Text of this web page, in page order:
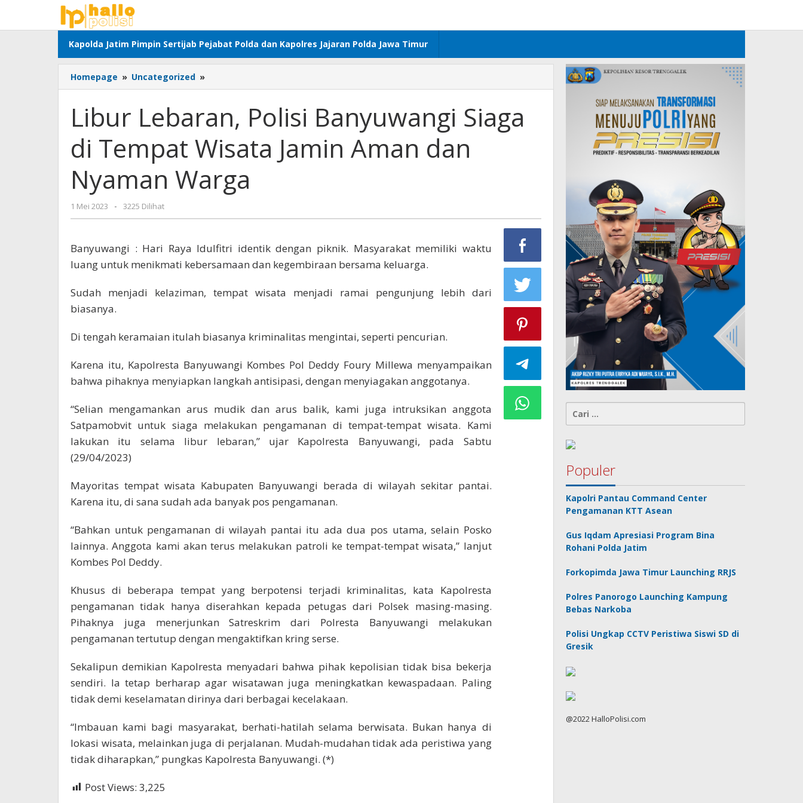
konten
Kapolda Jatim Pimpin Sertijab Pejabat Polda dan Kapolres Jajaran Polda Jawa Timur
Homepage » Uncategorized »
Lebaran,
Banyuwangi
Siaga
di
Tempat
Jamin
Aman
Libur Lebaran, Polisi Banyuwangi Siaga
di Tempat Wisata Jamin Aman dan
Nyaman Warga
1 Mei 2023
oleh
Adhis
- 3225 Dilihat
Banyuwangi : Hari Raya Idulfitri identik dengan piknik. Masyarakat memiliki waktu
luang untuk menikmati kebersamaan dan kegembiraan bersama keluarga.
Sudah menjadi kelaziman, tempat wisata menjadi ramai pengunjung lebih dari
biasanya.
Di tengah keramaian itulah biasanya kriminalitas mengintai, seperti pencurian.
Karena itu, Kapolresta Banyuwangi Kombes Pol Deddy Foury Millewa menyampaikan
bahwa pihaknya menyiapkan langkah antisipasi, dengan menyiagakan anggotanya.
“Selian mengamankan arus mudik dan arus balik, kami juga intruksikan anggota
Satpamobvit untuk siaga melakukan pengamanan di tempat-tempat wisata. Kami
lakukan itu selama libur lebaran,” ujar Kapolresta Banyuwangi, pada Sabtu
(29/04/2023)
Mayoritas tempat wisata Kabupaten Banyuwangi berada di wilayah sekitar pantai.
Karena itu, di sana sudah ada banyak pos pengamanan.
“Bahkan untuk pengamanan di wilayah pantai itu ada dua pos utama, selain Posko
lainnya. Anggota kami akan terus melakukan patroli ke tempat-tempat wisata,” lanjut
Kombes Pol Deddy.
Khusus di beberapa tempat yang berpotensi terjadi kriminalitas, kata Kapolresta
pengamanan tidak hanya diserahkan kepada petugas dari Polsek masing-masing.
Pihaknya juga menerjunkan Satreskrim dari Polresta Banyuwangi melakukan
pengamanan tertutup dengan mengaktifkan kring serse.
Sekalipun demikian Kapolresta menyadari bahwa pihak kepolisian tidak bisa bekerja
sendiri. Ia tetap berharap agar wisatawan juga meningkatkan kewaspadaan. Paling
tidak demi keselamatan dirinya dari berbagai kecelakaan.
“Imbauan kami bagi masyarakat, berhati-hatilah selama berwisata. Bukan hanya di
lokasi wisata, melainkan juga di perjalanan. Mudah-mudahan tidak ada peristiwa yang
tidak diharapkan,” pungkas Kapolresta Banyuwangi. (*)
Post Views: 3,225
untuk:
Populer
Kapolri Pantau Command Center
Pengamanan KTT Asean
Gus Iqdam Apresiasi Program Bina
Rohani Polda Jatim
Forkopimda Jawa Timur Launching RRJS
Polres Panorogo Launching Kampung
Bebas Narkoba
Polisi Ungkap CCTV Peristiwa Siswi SD di
Gresik
@2022 HalloPolisi.com